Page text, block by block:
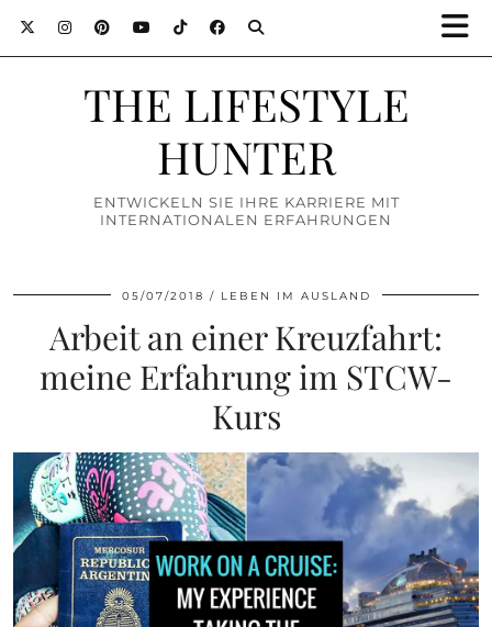
THE LIFESTYLE
HUNTER
ENTWICKELN SIE IHRE KARRIERE MIT
INTERNATIONALEN ERFAHRUNGEN
05/07/2018 LEBEN IM AUSLAND
Arbeit an einer Kreuzfahrt:
meine Erfahrung im STCW-
Kurs